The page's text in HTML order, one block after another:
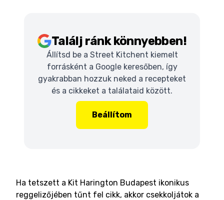
Találj ránk könnyebben!
Állítsd be a Street Kitchent kiemelt
forrásként a Google keresőben, így
gyakrabban hozzuk neked a recepteket
és a cikkeket a találataid között.
Beállítom
Ha tetszett a Kit Harington Budapest ikonikus
reggelizőjében tűnt fel cikk, akkor csekkoljátok a